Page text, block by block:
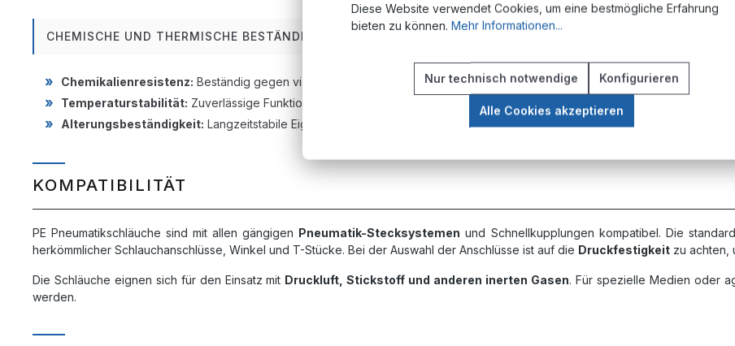
CHEMISCHE UND THERMISCHE BESTÄNDIGKEIT:
Chemikalienresistenz: Beständig gegen viele Säuren, Laugen und organische Lösungsmittel
Temperaturstabilität: Zuverlässige Funktion in einem breiten Temperaturspektrum
Alterungsbeständigkeit: Langzeitstabile Eigenschaften unter normalen Betriebsbedingungen
KOMPATIBILITÄT
PE Pneumatikschläuche sind mit allen gängigen Pneumatik-Stecksystemen und Schnellkupplungen kompatibel. Die
herkömmlicher Schlauchanschlüsse, Winkel und T-Stücke. Bei der Auswahl der Anschlüsse ist auf die Druckfestigkeit zu achten,
Die Schläuche eignen sich für den Einsatz mit Druckluft, Stickstoff und anderen inerten Gasen. Für spezielle Medien oder
werden.
Diese Website verwendet Cookies, um eine bestmögliche Erfahrung
bieten zu können. Mehr Informationen...
Nur technisch notwendige Konfigurieren
Alle Cookies akzeptieren